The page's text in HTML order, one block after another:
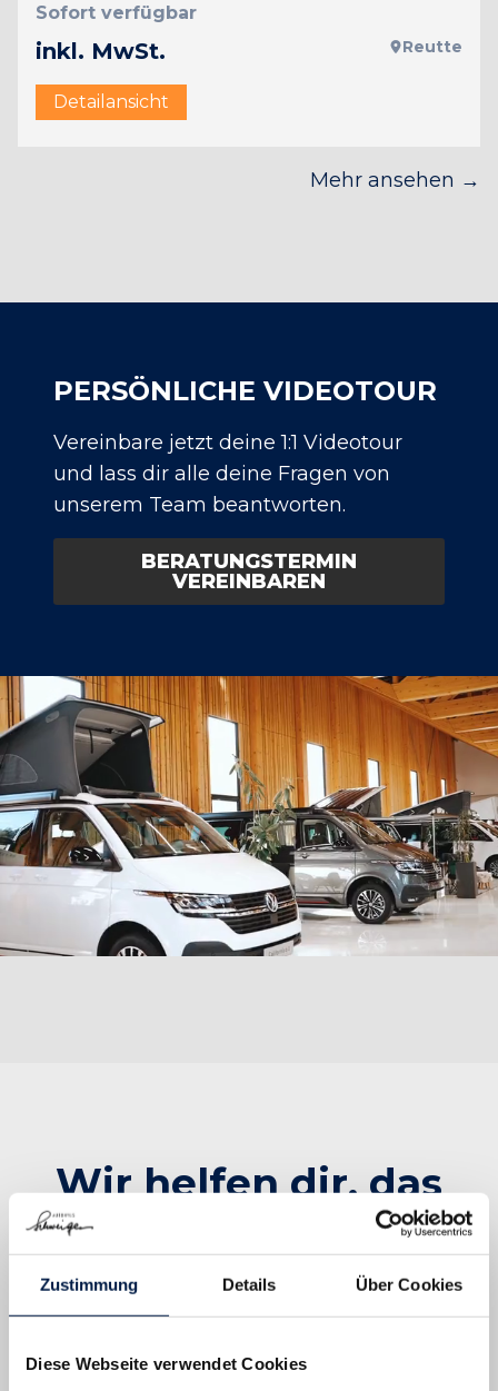
Zustimmung Details Über Cookies
Diese Webseite verwendet Cookies
Sofort verfügbar
inkl. MwSt. Reutte
Detailansicht
Mehr ansehen →
PERSÖNLICHE VIDEOTOUR
Vereinbare jetzt deine 1:1 Videotour
und lass dir alle deine Fragen von
unserem Team beantworten.
BERATUNGSTERMIN
VEREINBAREN
Wir helfen dir, das
passende Fahrzeug
zu finden.
und wir melden uns umgehend bei dir!